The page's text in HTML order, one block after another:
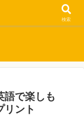
語で楽しも
リント
検索